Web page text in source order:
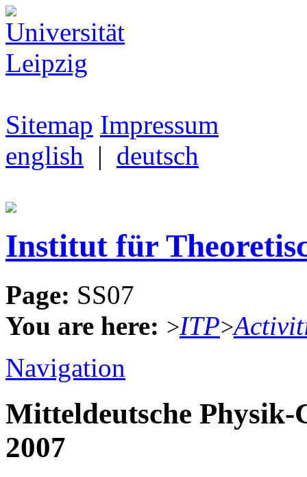
Sitemap Impressum
english | deutsch
Institut für
Page: SS07
You are here: >ITP>
Navigation
Mitteldeutsche Physik-
2007